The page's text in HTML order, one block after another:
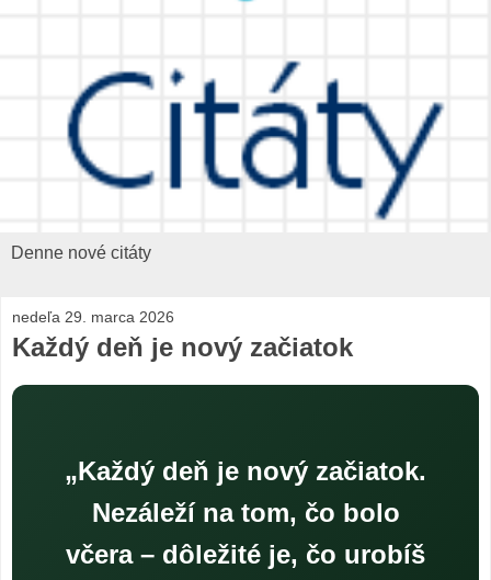
Denne nové citáty
nedeľa 29. marca 2026
Každý deň je nový začiatok
„Každý deň je nový začiatok.
Nezáleží na tom, čo bolo
včera – dôležité je, čo urobíš